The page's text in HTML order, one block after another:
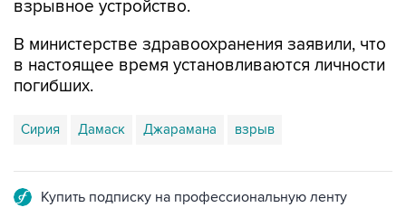
взрывное устройство.
В министерстве здравоохранения заявили, что
в настоящее время установливаются личности
погибших.
Сирия Дамаск Джарамана взрыв
Купить подписку на профессиональную ленту